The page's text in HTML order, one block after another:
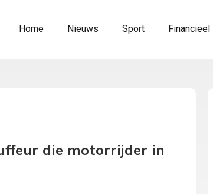
Home Nieuws Sport Financieel
die motorrijder in